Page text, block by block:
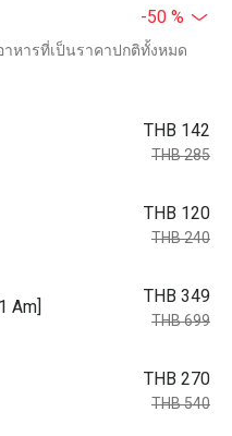
-50 %
หารที่เป็นราคาปกติทั้งหมด
THB 142
THB 285
THB 120
THB 240
Am]
THB 349
THB 699
THB 270
THB 540